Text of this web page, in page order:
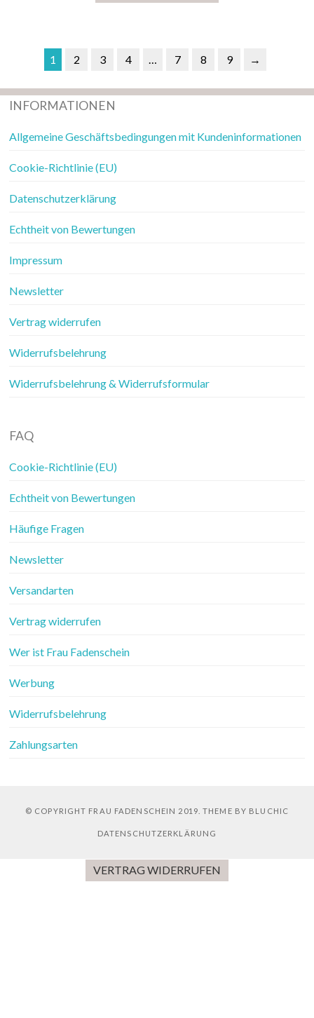
1 2 3 4 … 7 8 9 →
INFORMATIONEN
Allgemeine Geschäftsbedingungen mit Kundeninformationen
Cookie-Richtlinie (EU)
Datenschutzerklärung
Echtheit von Bewertungen
Impressum
Newsletter
Vertrag widerrufen
Widerrufsbelehrung
Widerrufsbelehrung & Widerrufsformular
FAQ
Cookie-Richtlinie (EU)
Echtheit von Bewertungen
Häufige Fragen
Newsletter
Versandarten
Vertrag widerrufen
Wer ist Frau Fadenschein
Werbung
Widerrufsbelehrung
Zahlungsarten
© COPYRIGHT FRAU FADENSCHEIN 2019. THEME BY BLUCHIC
DATENSCHUTZERKLÄRUNG
VERTRAG WIDERRUFEN